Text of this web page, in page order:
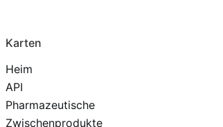
Karten
Heim
API
Pharmazeutische
Zwischenprodukte